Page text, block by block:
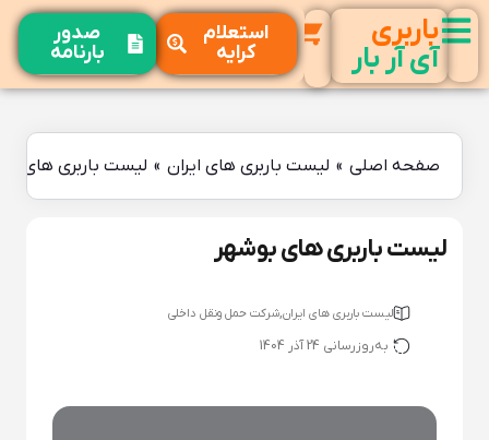
باربری
آی آر بار
استعلام
کرایه
صدور
بارنامه
صفحه اصلی » لیست باربری های ایران » لیست باربری های
لیست باربری های بوشهر
لیست باربری های ایران,شرکت حمل ونقل داخلی
به‌روزرسانی 24 آذر 1404